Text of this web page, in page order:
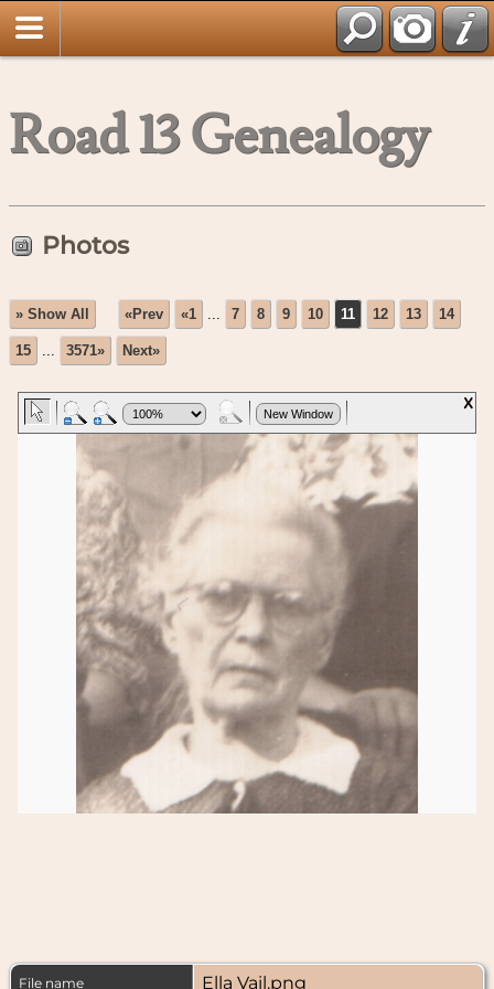
Road 13 Genealogy
Photos
» Show All «Prev «1 7 8 9 10 11 12 13 14
15 3571» Next»
File name Ella Vail.png